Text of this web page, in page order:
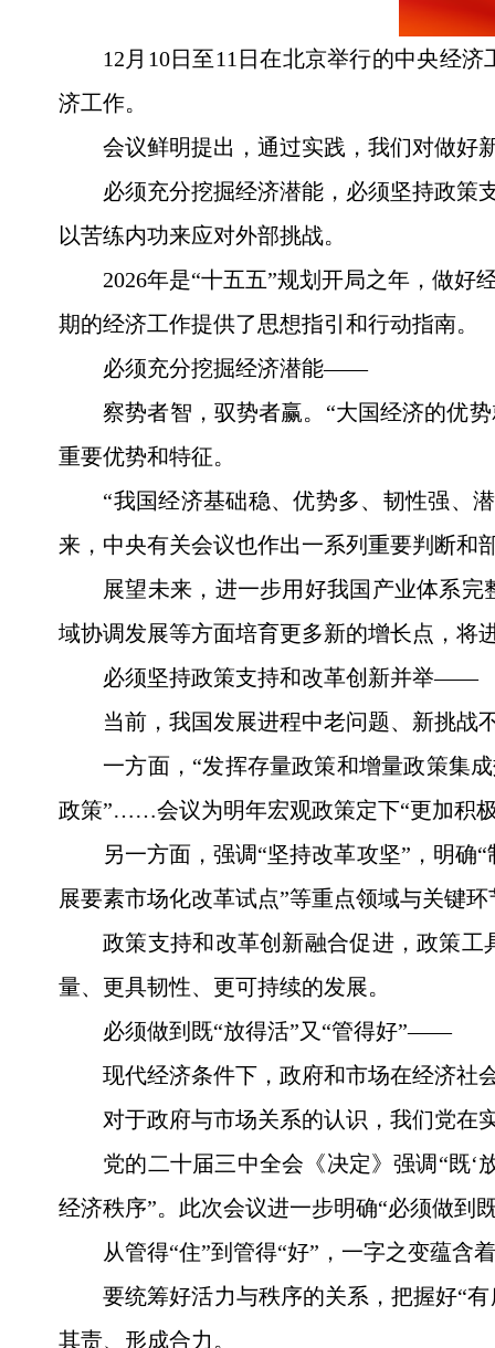
12月10日至11日在北京举行的中央经
济工作。
会议鲜明提出，通过实践，我们对做
必须充分挖掘经济潜能，必须坚持政策
以苦练内功来应对外部挑战。
2026年是“十五五”规划开局之年，做
期的经济工作提供了思想指引和行动指南。
必须充分挖掘经济潜能——
察势者智，驭势者赢。“大国经济的优
重要优势和特征。
“我国经济基础稳、优势多、韧性强、
来，中央有关会议也作出一系列重要判断和
展望未来，进一步用好我国产业体系
域协调发展等方面培育更多新的增长点，将
必须坚持政策支持和改革创新并举——
当前，我国发展进程中老问题、新挑战
一方面，“发挥存量政策和增量政策集
政策”……会议为明年宏观政策定下“更加积
另一方面，强调“坚持改革攻坚”，明确
展要素市场化改革试点”等重点领域与关键环
政策支持和改革创新融合促进，政策
量、更具韧性、更可持续的发展。
必须做到既“放得活”又“管得好”——
现代经济条件下，政府和市场在经济社
对于政府与市场关系的认识，我们党在
党的二十届三中全会《决定》强调“既‘
经济秩序”。此次会议进一步明确“必须做到
从管得“住”到管得“好”，一字之变蕴含
要统筹好活力与秩序的关系，把握好“
其责、形成合力。